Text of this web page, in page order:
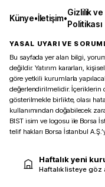
Künye•İletişim•
Gizlilik ve
Politikası
YASAL UYARI VE
Bu sayfada yer alan bilgi,
değildir. Yatırım kararları,
göre yetkili kurumlarla
değerlendirilmelidir. İçeriklerin
gösterilmekle birlikte, olası
kullanımından doğabilecek
BIST isim ve logosu ile Borsa
telif hakları Borsa İstanbul
Haftalık yeni
Haftalık listeye göz